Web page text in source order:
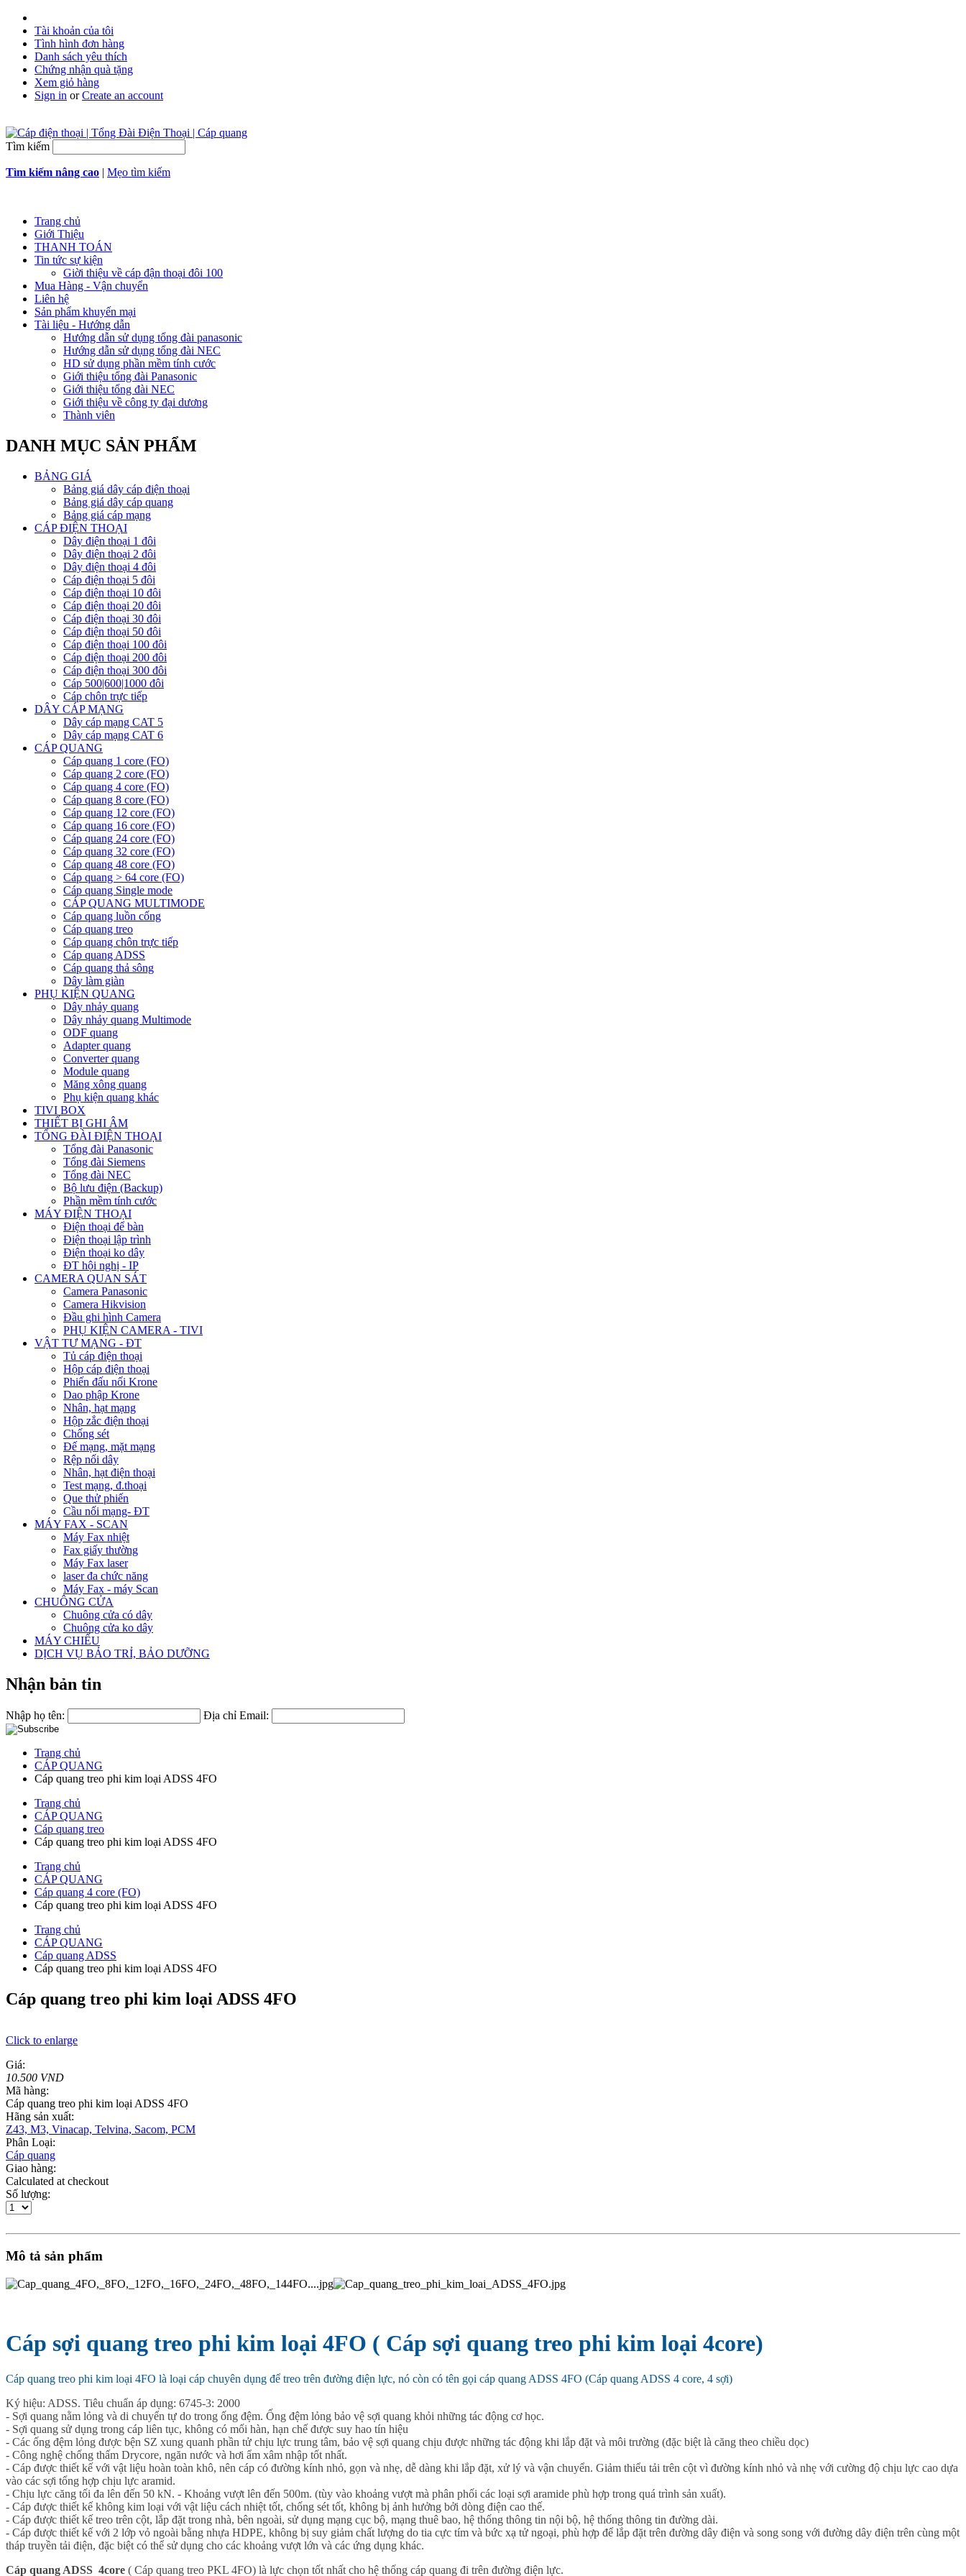
Tài khoản của tôi
Tình hình đơn hàng
Danh sách yêu thích
Chứng nhận quà tặng
Xem giỏ hàng
Sign in orCreate an account
Tìm kiếm
Tìm kiếm nâng cao | Mẹo tìm kiếm
Trang chủ
Giới Thiệu
THANH TOÁN
Tin tức sự kiện
Giời thiệu về cáp đận thoại đôi 100
Mua Hàng - Vận chuyển
Liên hệ
Sản phẩm khuyến mại
Tài liệu - Hướng dẫn
Hướng dẫn sử dụng tổng đài panasonic
Hướng dẫn sử dụng tổng đài NEC
HD sử dụng phần mềm tính cước
Giới thiệu tổng đài Panasonic
Giới thiệu tổng đài NEC
Giới thiệu về công ty đại dương
Thành viên
DANH MỤC SẢN PHẨM
BẢNG GIÁ
Bảng giá dây cáp điện thoại
Bảng giá dây cáp quang
Bảng giá cáp mạng
CÁP ĐIỆN THOẠI
Dây điện thoại 1 đôi
Dây điện thoại 2 đôi
Dây điện thoại 4 đôi
Cáp điện thoại 5 đôi
Cáp điện thoại 10 đôi
Cáp điện thoại 20 đôi
Cáp điện thoại 30 đôi
Cáp điện thoại 50 đôi
Cáp điện thoại 100 đôi
Cáp điện thoại 200 đôi
Cáp điện thoại 300 đôi
Cáp 500|600|1000 đôi
Cáp chôn trực tiếp
DÂY CÁP MẠNG
Dây cáp mạng CAT 5
Dây cáp mạng CAT 6
CÁP QUANG
Cáp quang 1 core (FO)
Cáp quang 2 core (FO)
Cáp quang 4 core (FO)
Cáp quang 8 core (FO)
Cáp quang 12 core (FO)
Cáp quang 16 core (FO)
Cáp quang 24 core (FO)
Cáp quang 32 core (FO)
Cáp quang 48 core (FO)
Cáp quang > 64 core (FO)
Cáp quang Single mode
CÁP QUANG MULTIMODE
Cáp quang luồn cống
Cáp quang treo
Cáp quang chôn trực tiếp
Cáp quang ADSS
Cáp quang thả sông
Dây làm giàn
PHỤ KIỆN QUANG
Dây nhảy quang
Dây nhảy quang Multimode
ODF quang
Adapter quang
Converter quang
Module quang
Măng xông quang
Phụ kiện quang khác
TIVI BOX
THIẾT BỊ GHI ÂM
TỔNG ĐÀI ĐIỆN THOẠI
Tổng đài Panasonic
Tổng đài Siemens
Tổng đài NEC
Bộ lưu điện (Backup)
Phần mềm tính cước
MÁY ĐIỆN THOẠI
Điện thoại để bàn
Điện thoại lập trình
Điện thoại ko dây
ĐT hội nghị - IP
CAMERA QUAN SÁT
Camera Panasonic
Camera Hikvision
Đầu ghi hình Camera
PHỤ KIỆN CAMERA - TIVI
VẬT TƯ MẠNG - ĐT
Tủ cáp điện thoại
Hộp cáp điện thoại
Phiến đấu nối Krone
Dao phập Krone
Nhân, hạt mạng
Hộp zắc điện thoại
Chống sét
Đế mạng, mặt mạng
Rệp nối dây
Nhân, hạt điện thoại
Test mạng, đ.thoại
Que thử phiến
Cầu nối mạng- ĐT
MÁY FAX - SCAN
Máy Fax nhiệt
Fax giấy thường
Máy Fax laser
laser đa chức năng
Máy Fax - máy Scan
CHUÔNG CỬA
Chuông cửa có dây
Chuông cửa ko dây
MÁY CHIẾU
DỊCH VỤ BẢO TRỈ, BẢO DƯỠNG
Nhận bản tin
Nhập họ tên: Địa chỉ Email:
Trang chủ
CÁP QUANG
Cáp quang treo phi kim loại ADSS 4FO
Trang chủ
CÁP QUANG
Cáp quang treo
Cáp quang treo phi kim loại ADSS 4FO
Trang chủ
CÁP QUANG
Cáp quang 4 core (FO)
Cáp quang treo phi kim loại ADSS 4FO
Trang chủ
CÁP QUANG
Cáp quang ADSS
Cáp quang treo phi kim loại ADSS 4FO
Cáp quang treo phi kim loại ADSS 4FO
Click to enlarge
Giá:
10.500 VND
Mã hàng:
Cáp quang treo phi kim loại ADSS 4FO
Hãng sản xuất:
Z43, M3, Vinacap, Telvina, Sacom, PCM
Phân Loại:
Cáp quang
Giao hàng:
Calculated at checkout
Số lượng:
Mô tả sản phẩm
Cáp sợi quang treo phi kim loại 4FO ( Cáp sợi quang treo phi kim loại 4core)
Cáp quang treo phi kim loại 4FO là loại cáp chuyên dụng để treo trên đường điện lực, nó còn có tên gọi cáp quang ADSS 4FO (Cáp quang ADSS 4 core, 4 sợi)
Ký hiệu: ADSS. Tiêu chuẩn áp dụng: 6745-3: 2000
- Sợi quang nằm lỏng và di chuyển tự do trong ống đệm. Ống đệm lỏng bảo vệ sợi quang khỏi những tác động cơ học.
- Sợi quang sử dụng trong cáp liên tục, không có mối hàn, hạn chế được suy hao tín hiệu
- Các ống đệm lỏng được bện SZ xung quanh phần tử chịu lực trung tâm, bảo vệ sợi quang chịu được những tác động khi lắp đặt và môi trường (đặc biệt là căng theo chiều dọc)
- Công nghệ chống thấm Drycore, ngăn nước và hơi ẩm xâm nhập tốt nhất.
- Cáp được thiết kế với vật liệu hoàn toàn khô, nên cáp có đường kính nhỏ, gọn và nhẹ, dễ dàng khi lắp đặt, xử lý và vận chuyển. Giảm thiểu tải trên cột vì đường kính nhỏ và nhẹ với cường độ chịu lực cao dựa
vào các sợi tổng hợp chịu lực aramid.
- Chịu lực căng tối đa lên đến 50 kN. - Khoảng vượt lên đến 500m. (tùy vào khoảng vượt mà phân phối các loại sợi aramide phù hợp trong quá trình sản xuất).
- Cáp được thiết kế không kim loại với vật liệu cách nhiệt tốt, chống sét tốt, không bị ảnh hưởng bởi dòng điện cao thế.
- Cáp được thiết kế treo trên cột, lắp đặt trong nhà, bên ngoài, sử dụng mạng cục bộ, mạng thuê bao, hệ thống thông tin nội bộ, hệ thống thông tin đường dài.
- Cáp được thiết kế với 2 lớp vỏ ngoài bằng nhựa HDPE, không bị suy giảm chất lượng do tia cực tím và bức xạ tử ngoại, phù hợp để lắp đặt trên đường dây điện và song song với đường dây điện trên cùng một
tháp truyền tải điện, đặc biệt có thể sử dụng cho các khoảng vượt lớn và các ứng dụng khác.
Cáp quang ADSS 4core ( Cáp quang treo PKL 4FO) là lực chọn tốt nhất cho hệ thống cáp quang đi trên đường điện lực.